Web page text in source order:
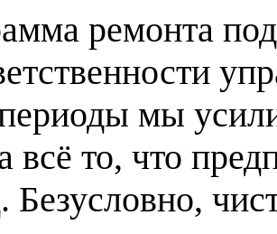
ремонта
мы
всё то, что
Безусловно,